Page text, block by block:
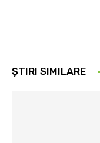
ȘTIRI SIMILARE